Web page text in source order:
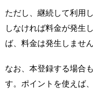
ただし、継続して利用
しなければ料金が発生
ば、料金は発生しません
なお、本登録する場合
す。ポイントを使えば